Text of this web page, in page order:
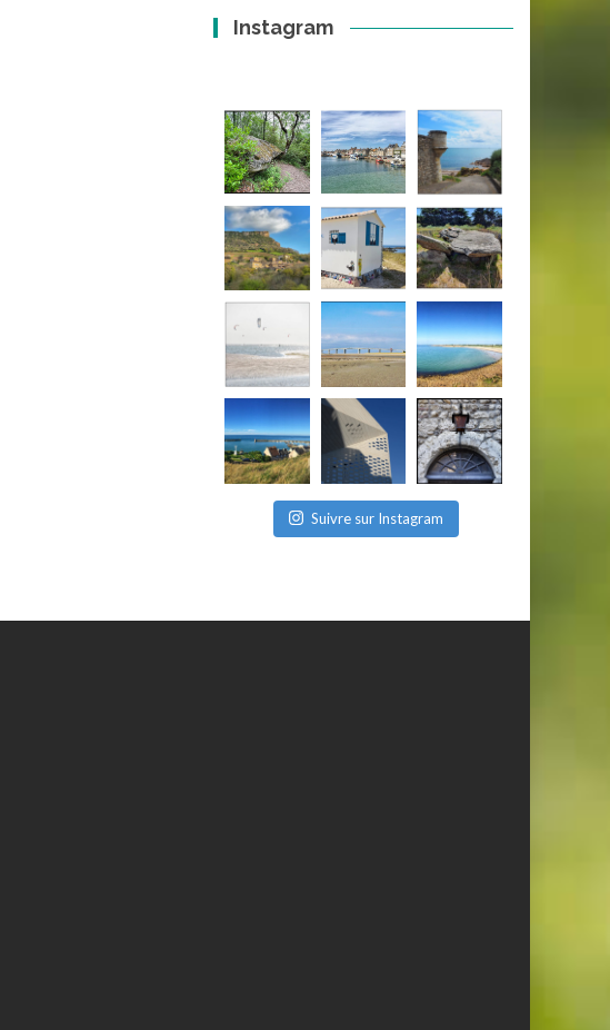
Instagram
Suivre sur Instagram